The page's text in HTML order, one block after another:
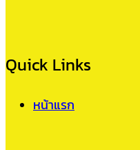
Quick Links
หน้าแรก